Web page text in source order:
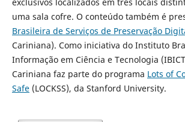
uma sala cofre. O conteúdo também é
Brasileira de Serviços de Preservação
Cariniana). Como iniciativa do Instituto
Informação em Ciência e Tecnologia
Cariniana faz parte do programa Lots of
Safe(LOCKSS), da Stanford University.